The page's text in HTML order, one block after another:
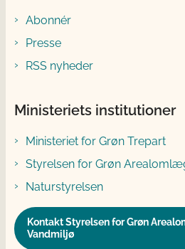
Abonnér
Presse
RSS nyheder
Ministeriets institutioner
Ministeriet for Grøn Trepart
Styrelsen for Grøn
Naturstyrelsen
Kontakt Styrelsen for Grøn
Vandmiljø